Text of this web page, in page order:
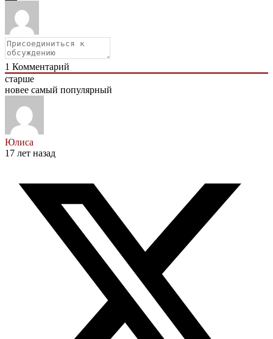
1 Комментарий
старше
новее самый популярный
Юлиса
17 лет назад